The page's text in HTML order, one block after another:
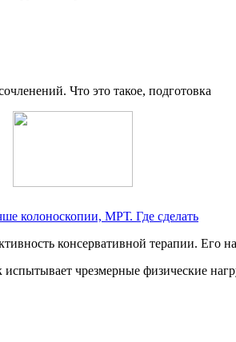
колоноскопии, МРТ. Где сделать
консервативной терапии. Его
чрезмерные физические